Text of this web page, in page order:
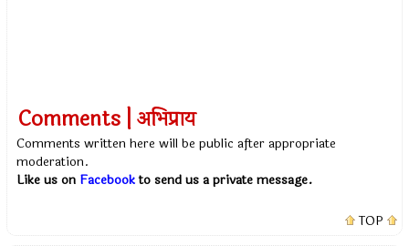
Comments | अभिप्राय
Comments written here will be public after appropriate
moderation.
Like us on Facebookto send us a private message.
TOP